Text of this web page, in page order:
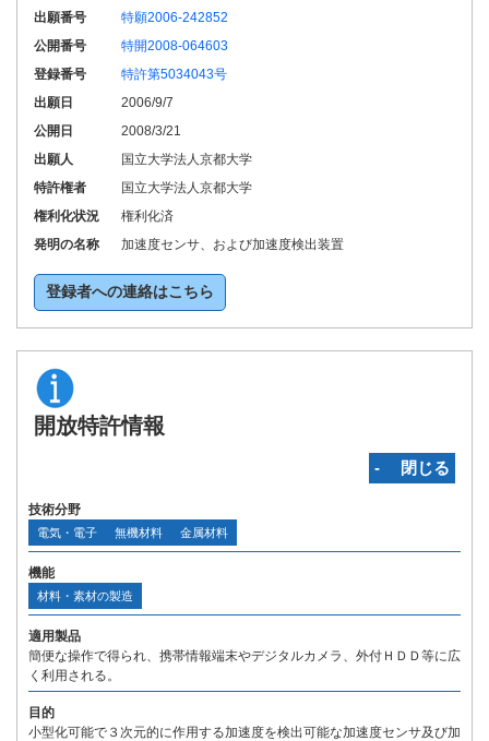
出願番号
特願2006-242852
公開番号
特開2008-064603
登録番号
特許第5034043号
出願日
2006/9/7
公開日
2008/3/21
出願人
国立大学法人京都大学
特許権者
国立大学法人京都大学
権利化状況
権利化済
発明の名称
加速度センサ、および加速度検出装置
登録者への連絡はこちら
開放特許情報
‐ 閉じる
技術分野
電気・電子 無機材料 金属材料
機能
材料・素材の製造
適用製品
簡便な操作で得られ、携帯情報端末やデジタルカメラ、外付ＨＤＤ等に広
く利用される。
目的
小型化可能で３次元的に作用する加速度を検出可能な加速度センサ及び加